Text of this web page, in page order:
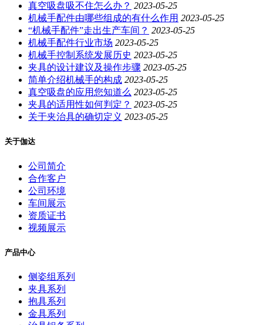
真空吸盘吸不住怎么办？ 2023-05-25
机械手配件由哪些组成的有什么作用 2023-05-25
“机械手配件”走出生产车间？ 2023-05-25
机械手配件行业市场 2023-05-25
机械手控制系统发展历史 2023-05-25
夹具的设计建议及操作步骤 2023-05-25
简单介绍机械手的构成 2023-05-25
真空吸盘的应用您知道么 2023-05-25
夹具的适用性如何判定？ 2023-05-25
关于夹治具的确切定义 2023-05-25
关于伽达
公司简介
合作客户
公司环境
车间展示
资质证书
视频展示
产品中心
侧姿组系列
夹具系列
抱具系列
金具系列